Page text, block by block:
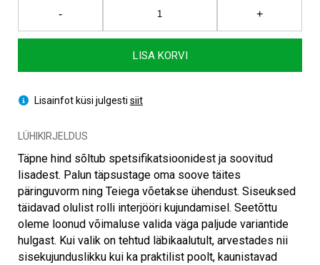
-
kogus
+
LISA KORVI
Lisainfot küsi julgesti siit
LÜHIKIRJELDUS
Täpne hind sõltub spetsifikatsioonidest ja soovitud
lisadest. Palun täpsustage oma soove täites
päringuvorm ning Teiega võetakse ühendust. Siseuksed
täidavad olulist rolli interjööri kujundamisel. Seetõttu
oleme loonud võimaluse valida väga paljude variantide
hulgast. Kui valik on tehtud läbikaalutult, arvestades nii
sisekujunduslikku kui ka praktilist poolt, kaunistavad